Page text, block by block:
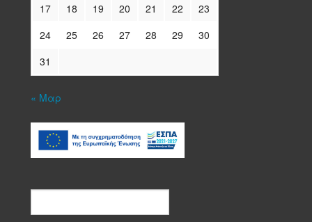
17
18 19 20 21 22
23
24
25 26 27 28 29
30
31
« Μαρ